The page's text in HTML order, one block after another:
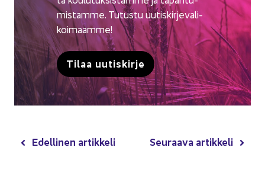
mis­tam­me. Tu­tus­tu uu­tis­kir­je­va­li­
koi­maam­me!
Tilaa uu­tis­kir­je
Edel­li­nen ar­tik­ke­li Seu­raa­va ar­tik­ke­li